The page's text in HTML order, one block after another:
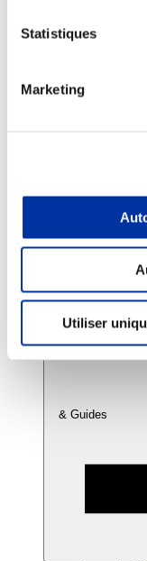
Statistiques
Marketing
Utiliser
Juste
Info-veille
& Guides